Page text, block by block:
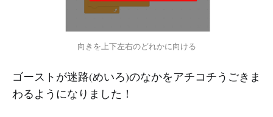
向きを上下左右のどれかに向ける
ゴーストが迷路(めいろ)のなかをアチコチうごきま
わるようになりました！